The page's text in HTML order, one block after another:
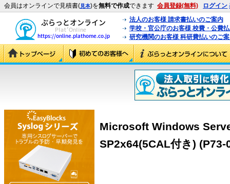
会員はオンラインで見積書(見本)を無料で作成できます 会員登録(無料) ログイン
法人のお客様 請求書払いのご案内
学校・官公庁のお客様 校費・公費
研究機関のお客様 科研費払いのご
Microsoft Windows
SP2x64(5CAL付き) (P73-